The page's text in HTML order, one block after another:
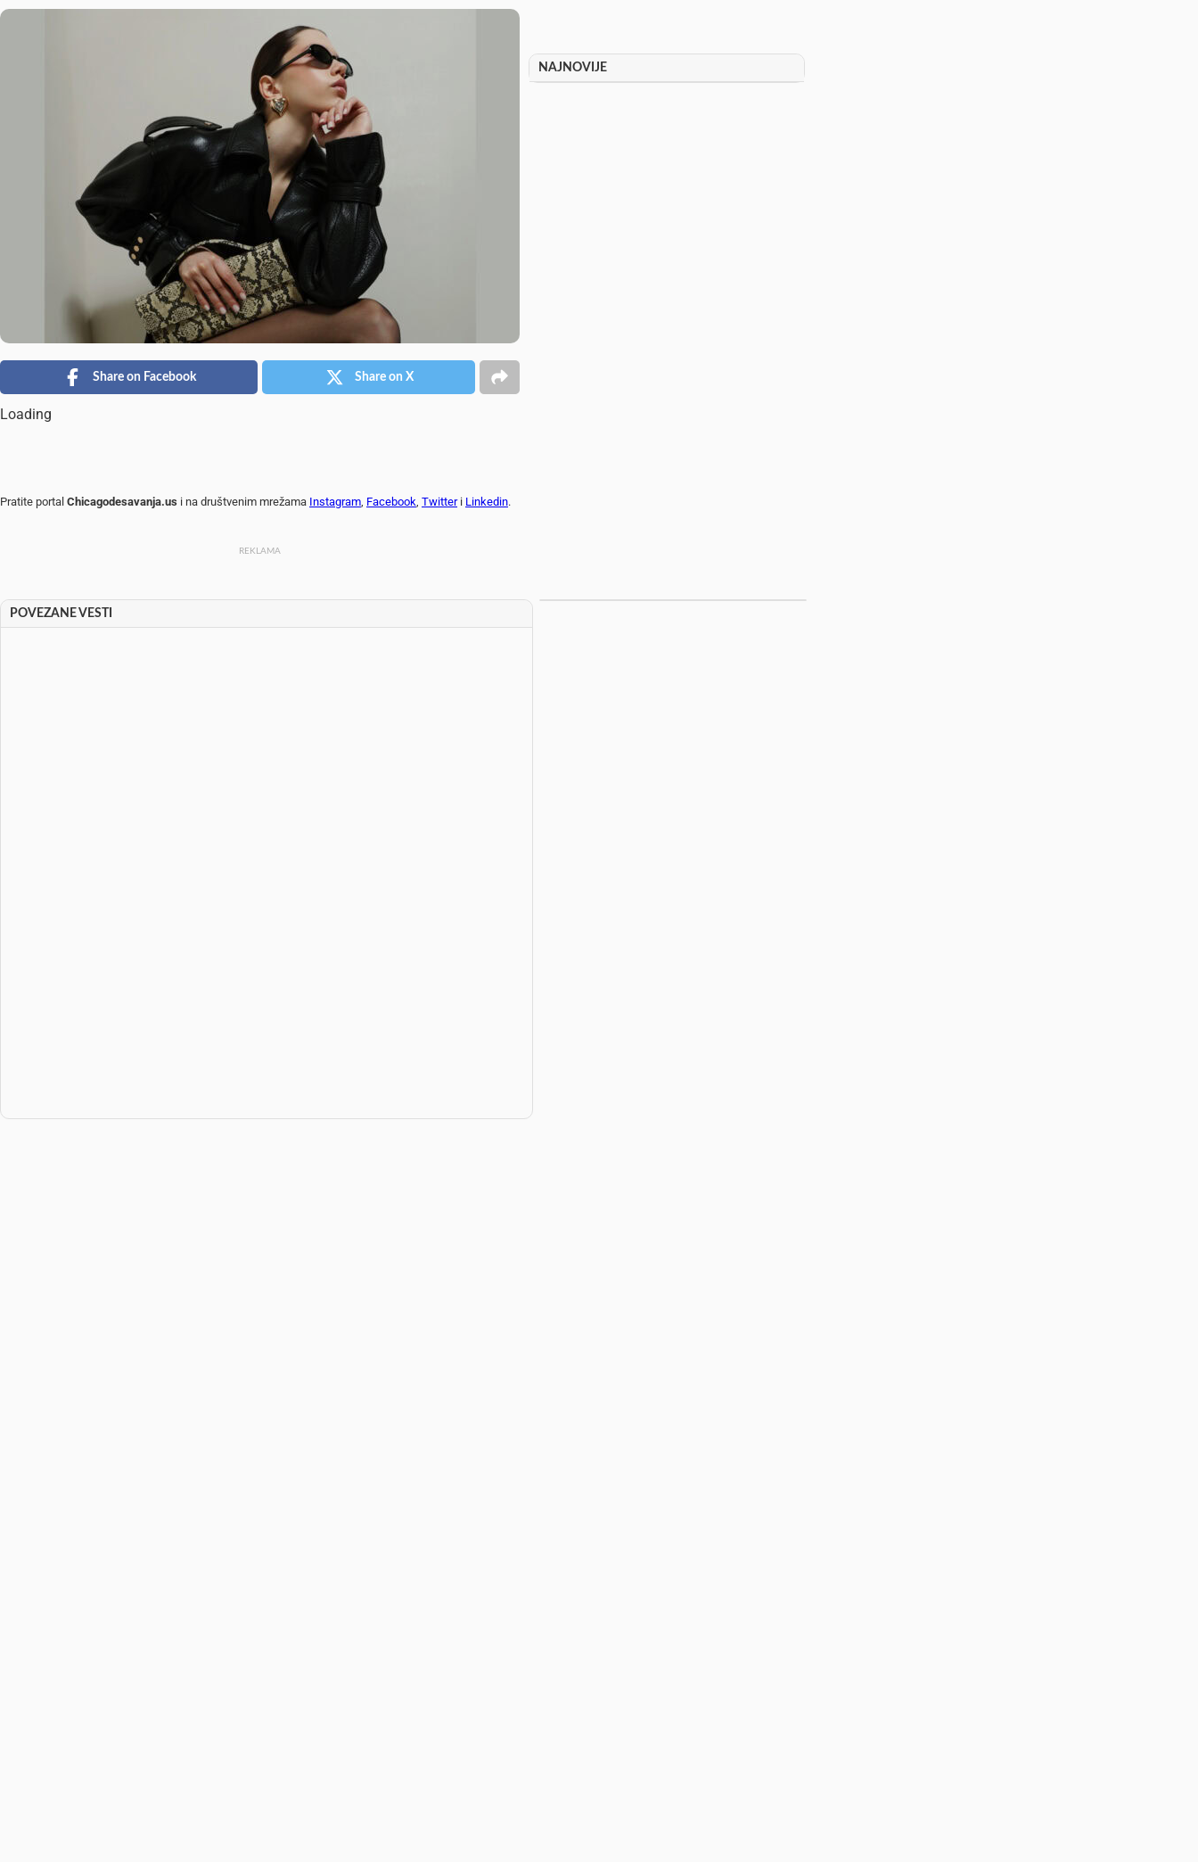
Share on Facebook Share on X
Loading
Pratite portal Chicagodesavanja.us i na društvenim mrežama Instagram, Facebook, Twitteri Linkedin.
REKLAMA
NAJNOVIJE
POVEZANE VESTI